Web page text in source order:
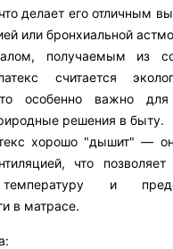
делает его отличным
или бронхиальной
получаемым из
считается
особенно важно
решения в быту.
хорошо "дышит" —
что позволяет
и
в матрасе.